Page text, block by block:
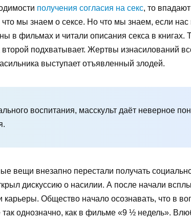
получения согласия на секс, то
что мы знаем о сексе. Но что мы знаем, если
в фильмах и читали описания секса в книгах.
подхватывает. Жертвы изнасилований
выступает отъявленный злодей.
воспитания, масскульт даёт неверное
вещи внезапно перестали получать
дискуссию о насилии. А после начали
карьеры. Общество начало осознавать, что в
так однозначно, как в фильме «9 ½ недель».